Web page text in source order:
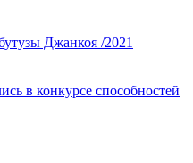
Джанкоя /2021
в конкурсе способностей